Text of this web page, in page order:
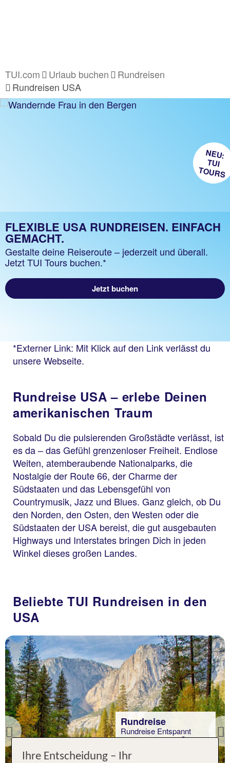
TUI.com Urlaub buchen
Rundreisen
Rundreisen USA
FLEXIBLE USA RUNDREISEN. EINFACH
GEMACHT.
Gestalte deine Reiseroute – jederzeit und überall.
Jetzt TUI Tours buchen.*
Jetzt buchen
NEU:
TUI
TOURS
*Externer Link: Mit Klick auf den Link verlässt du
unsere Webseite.
Rundreise USA – erlebe Deinen
amerikanischen Traum
Sobald Du die pulsierenden Großstädte verlässt, ist
es da – das Gefühl grenzenloser Freiheit. Endlose
Weiten, atemberaubende Nationalparks, die
Nostalgie der Route 66, der Charme der
Südstaaten und das Lebensgefühl von
Countrymusik, Jazz und Blues. Ganz gleich, ob Du
den Norden, den Osten, den Westen oder die
Südstaaten der USA bereist, die gut ausgebauten
Highways und Interstates bringen Dich in jeden
Winkel dieses großen Landes.
Beliebte TUI Rundreisen in den
USA
Previous
Rundreise
Rundreise Entspannt
durch Kalifornien fÃ¼r
Selbstfahrer
Ihre Entscheidung – Ihr